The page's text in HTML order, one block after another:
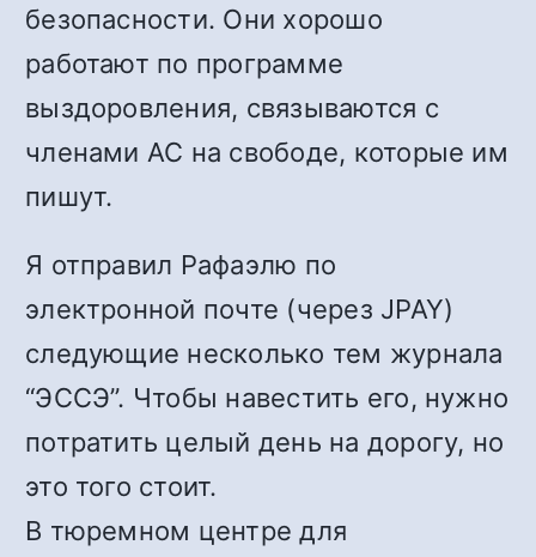
безопасности. Они хорошо
работают по программе
выздоровления, связываются с
членами АС на свободе, которые им
пишут.
Я отправил Рафаэлю по
электронной почте (через JPAY)
следующие несколько тем журнала
“ЭССЭ”. Чтобы навестить его, нужно
потратить целый день на дорогу, но
это того стоит.
В тюремном центре для